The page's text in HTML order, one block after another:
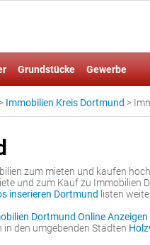
Grundstücke Gewerbe
> Immobilien Kreis Dortmund >
zum mieten und kaufen
und zum Kauf zu Immobilien
inserieren Dortmund listen
Dortmund Online Anzeigen
in den umgebenden Städten